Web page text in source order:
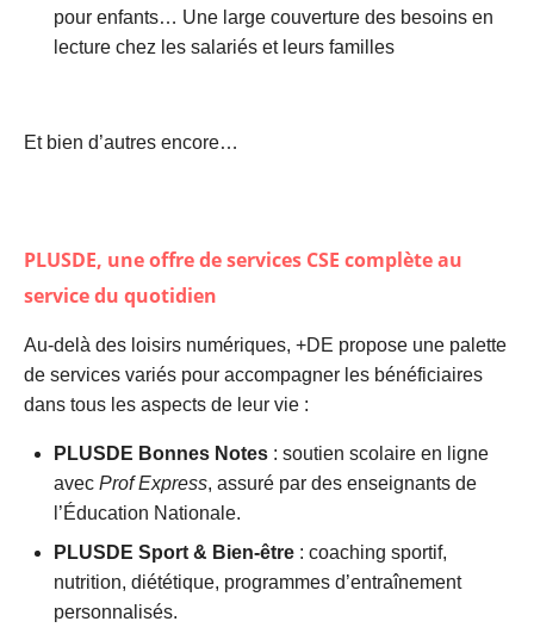
pour enfants… Une large couverture des besoins en
lecture chez les salariés et leurs familles
Et bien d’autres encore…
PLUSDE, une offre de services CSE complète au
service du quotidien
Au-delà des loisirs numériques, +DE propose une palette
de services variés pour accompagner les bénéficiaires
dans tous les aspects de leur vie :
PLUSDE Bonnes Notes : soutien scolaire en ligne
avec Prof Express, assuré par des enseignants de
l’Éducation Nationale.
PLUSDE Sport & Bien-être : coaching sportif,
nutrition, diététique, programmes d’entraînement
personnalisés.